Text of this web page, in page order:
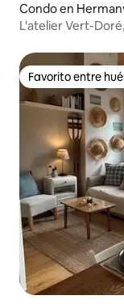
Condo en
L'atelier Vert-
Favorito entre
Favorito entre